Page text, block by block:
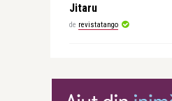
Jitaru
de revistatango